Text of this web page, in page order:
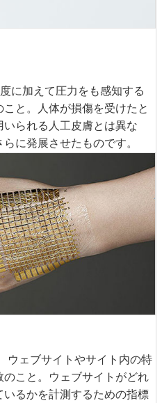
に加えて圧力をも感知する
と。人体が損傷を受けたと
られる人工皮膚とは異な
に発展させたものです。
ェブサイトやサイト内の特
こと。ウェブサイトがどれ
るかを計測するための指標